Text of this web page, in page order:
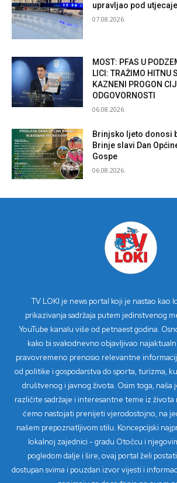
upravljao pod
07.08.2026.
MOST: PFAS U
LICI: TRAŽIMO HITNU
KAZNENI PROGON
ODGOVORNOSTI
06.08.2026.
Brinjsko ljeto donosi
Brinje slavi Dan
Gospe
06.08.2026.
TV LOKI je news portal koji je nastao kao
prikazivanja sadržaja putem jedinstvenog
YouTube kanalu više od petnaest godina.
kako bi svakodnevno objavljivao
pravovremeno prenosio relevantne
od politike i gospodarstva do sporta, turizma,
društvenog i javnog života. Osim toga, naša
različite sadržaje i interesantne teme iz života
ćemo nastojati prenijeti vjerodostojno, na
našem prepoznatljivom stilu. Koncepcijski
lokalnoj zajednici - gradu Otočcu i
pogledom dalje i šire, ovaj portal želi
dostupan svima i pouzdan izvor vijesti i